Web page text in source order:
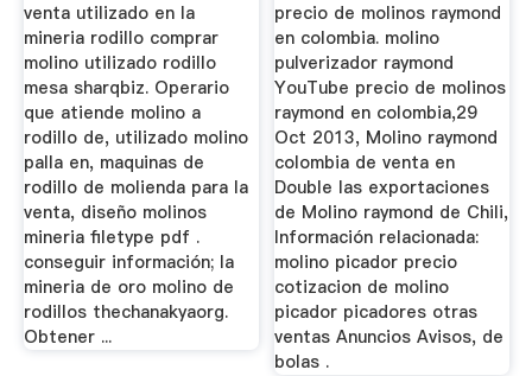
venta utilizado en la
mineria rodillo comprar
molino utilizado rodillo
mesa sharqbiz. Operario
que atiende molino a
rodillo de, utilizado molino
palla en, maquinas de
rodillo de molienda para la
venta, diseño molinos
mineria filetype pdf .
conseguir información; la
mineria de oro molino de
rodillos thechanakyaorg.
Obtener ...
precio de molinos raymond
en colombia. molino
pulverizador raymond
YouTube precio de molinos
raymond en colombia,29
Oct 2013, Molino raymond
colombia de venta en
Double las exportaciones
de Molino raymond de Chili,
Información relacionada:
molino picador precio
cotizacion de molino
picador picadores otras
ventas Anuncios Avisos, de
bolas .